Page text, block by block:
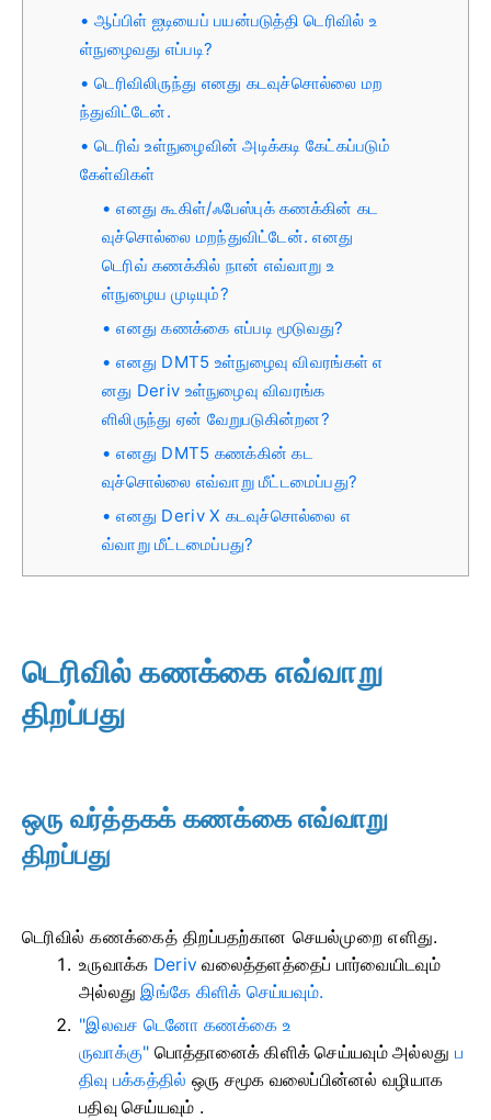
ஆப்பிள் ஐடியைப் பயன்படுத்தி டெரிவில் உ
ள்நுழைவது எப்படி?
டெரிவிலிருந்து எனது கடவுச்சொல்லை மற
ந்துவிட்டேன்.
டெரிவ் உள்நுழைவின் அடிக்கடி கேட்கப்படும்
கேள்விகள்
எனது கூகிள்/ஃபேஸ்புக் கணக்கின் கட
வுச்சொல்லை மறந்துவிட்டேன். எனது
டெரிவ் கணக்கில் நான் எவ்வாறு உ
ள்நுழைய முடியும்?
எனது கணக்கை எப்படி மூடுவது?
எனது DMT5 உள்நுழைவு விவரங்கள் எ
னது Deriv உள்நுழைவு விவரங்க
ளிலிருந்து ஏன் வேறுபடுகின்றன?
எனது DMT5 கணக்கின் கட
வுச்சொல்லை எவ்வாறு மீட்டமைப்பது?
எனது Deriv X கடவுச்சொல்லை எ
வ்வாறு மீட்டமைப்பது?
டெரிவில் கணக்கை எவ்வாறு
திறப்பது
ஒரு வர்த்தகக் கணக்கை எவ்வாறு
திறப்பது
டெரிவில் கணக்கைத் திறப்பதற்கான செயல்முறை எளிது.
உருவாக்க Deriv வலைத்தளத்தைப் பார்வையிடவும்
அல்லதுஇங்கே கிளிக் செய்யவும்.
"இலவச டெனோ கணக்கை உ
ருவாக்கு" பொத்தானைக் கிளிக் செய்யவும் அல்லது ப
திவு பக்கத்தில் ஒரு சமூக வலைப்பின்னல் வழியாக
பதிவு செய்யவும் .